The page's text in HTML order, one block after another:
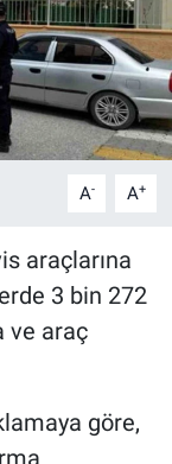
A- A+
araçlarına
3 bin 272
ve araç
göre,